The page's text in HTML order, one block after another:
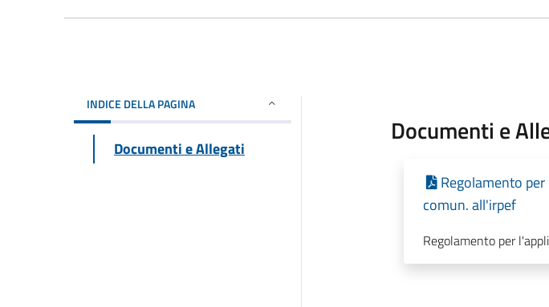
INDICE DELLA PAGINA
Documenti e Allegati
Documenti e
Regolamento
comun. all'irpef
Regolamento per